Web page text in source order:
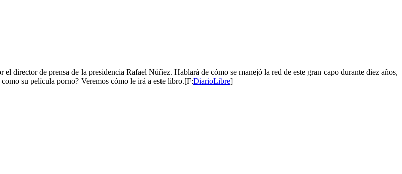
director de prensa de la presidencia Rafael Núñez. Hablará de cómo se manejó la red de este gran capo durante diez años,
su película porno? Veremos cómo le irá a este libro.[F:DiarioLibre]